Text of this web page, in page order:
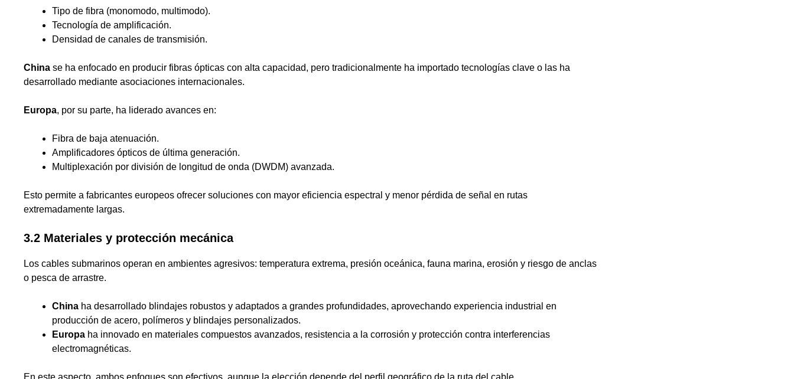
Tipo de fibra (monomodo, multimodo).
Tecnología de amplificación.
Densidad de canales de transmisión.
China se ha enfocado en producir fibras ópticas con alta capacidad, pero tradicionalmente ha importado tecnologías clave o las ha
desarrollado mediante asociaciones internacionales.
Europa, por su parte, ha liderado avances en:
Fibra de baja atenuación.
Amplificadores ópticos de última generación.
Multiplexación por división de longitud de onda (DWDM) avanzada.
Esto permite a fabricantes europeos ofrecer soluciones con mayor eficiencia espectral y menor pérdida de señal en rutas
extremadamente largas.
3.2 Materiales y protección mecánica
Los cables submarinos operan en ambientes agresivos: temperatura extrema, presión oceánica, fauna marina, erosión y riesgo de anclas
o pesca de arrastre.
China ha desarrollado blindajes robustos y adaptados a grandes profundidades, aprovechando experiencia industrial en
producción de acero, polímeros y blindajes personalizados.
Europa ha innovado en materiales compuestos avanzados, resistencia a la corrosión y protección contra interferencias
electromagnéticas.
En este aspecto, ambos enfoques son efectivos, aunque la elección depende del perfil geográfico de la ruta del cable.